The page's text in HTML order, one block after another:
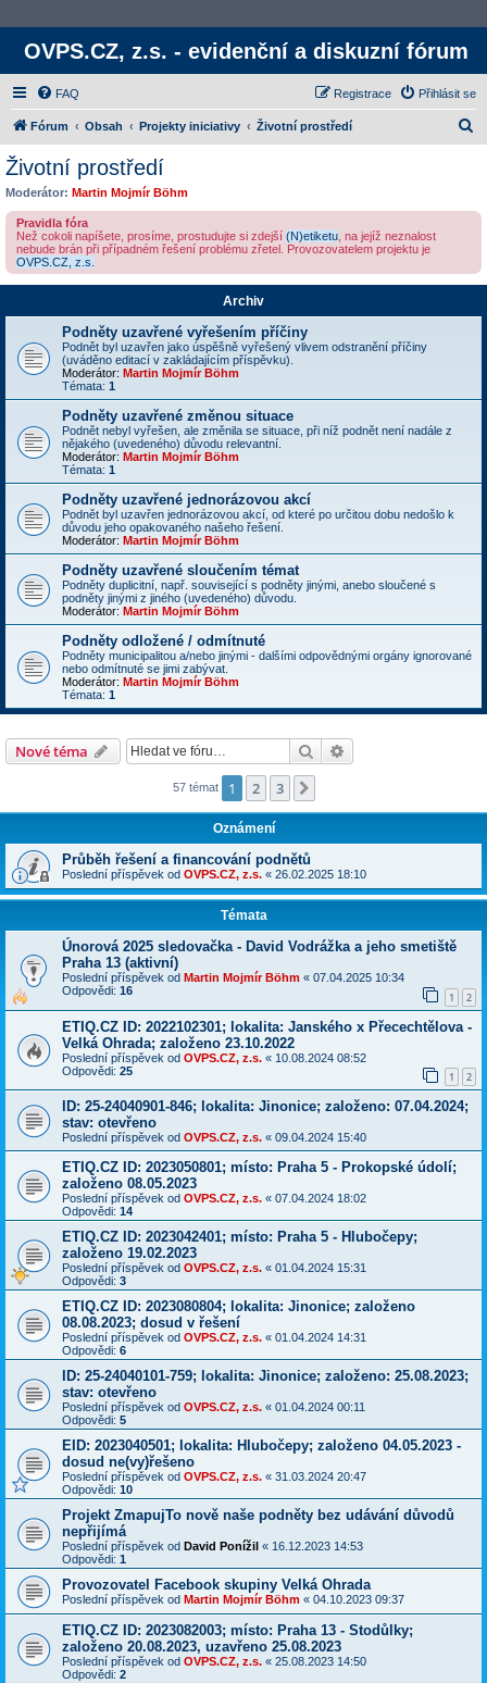
OVPS.CZ, z.s. - evidenční a diskuzní fórum
FAQ Přihlásit se
Registrace
Fórum Obsah Projekty iniciativy Životní prostředí
Životní prostředí
Moderátor: Martin Mojmír Böhm
Pravidla fóra
Než cokoli napíšete, prosíme, prostudujte si zdejší (N)etiketu , na jejíž neznalost
nebude brán při případném řešení problému zřetel. Provozovatelem projektu je
OVPS.CZ, z.s.
Archiv
Podněty uzavřené vyřešením příčiny
Podnět byl uzavřen jako úspěšně vyřešený vlivem odstranění příčiny
(uváděno editací v zakládajícím příspěvku).
Moderátor: Martin Mojmír Böhm
Témata: 1
Podněty uzavřené změnou situace
Podnět nebyl vyřešen, ale změnila se situace, při níž podnět není nadále z
nějakého (uvedeného) důvodu relevantní.
Moderátor: Martin Mojmír Böhm
Témata: 1
Podněty uzavřené jednorázovou akcí
Podnět byl uzavřen jednorázovou akcí, od které po určitou dobu nedošlo k
důvodu jeho opakovaného našeho řešení.
Moderátor: Martin Mojmír Böhm
Podněty uzavřené sloučením témat
Podněty duplicitní, např. související s podněty jinými, anebo sloučené s
podněty jinými z jiného (uvedeného) důvodu.
Moderátor: Martin Mojmír Böhm
Podněty odložené / odmítnuté
Podněty municipalitou a/nebo jinými - dalšími odpovědnými orgány ignorované
nebo odmítnuté se jimi zabývat.
Moderátor: Martin Mojmír Böhm
Témata: 1
Nové téma Hledat
57 témat 1 2 3
Oznámení
Průběh řešení a financování podnětů
Poslední příspěvek od OVPS.CZ, z.s. « 26.02.2025 18:10
Témata
Únorová 2025 sledovačka - David Vodrážka a jeho smetiště
Praha 13 (aktivní)
Poslední příspěvek od Martin Mojmír Böhm « 07.04.2025 10:34
Odpovědi: 16 1 2
ETIQ.CZ ID: 2022102301; lokalita: Janského x Přecechtělova -
Velká Ohrada; založeno 23.10.2022
Poslední příspěvek od OVPS.CZ, z.s. « 10.08.2024 08:52
Odpovědi: 25 1 2
ID: 25-24040901-846; lokalita: Jinonice; založeno: 07.04.2024;
stav: otevřeno
Poslední příspěvek od OVPS.CZ, z.s. « 09.04.2024 15:40
ETIQ.CZ ID: 2023050801; místo: Praha 5 - Prokopské údolí;
založeno 08.05.2023
Poslední příspěvek od OVPS.CZ, z.s. « 07.04.2024 18:02
Odpovědi: 14
ETIQ.CZ ID: 2023042401; místo: Praha 5 - Hlubočepy;
založeno 19.02.2023
Poslední příspěvek od OVPS.CZ, z.s. « 01.04.2024 15:31
Odpovědi: 3
ETIQ.CZ ID: 2023080804; lokalita: Jinonice; založeno
08.08.2023; dosud v řešení
Poslední příspěvek od OVPS.CZ, z.s. « 01.04.2024 14:31
Odpovědi: 6
ID: 25-24040101-759; lokalita: Jinonice; založeno: 25.08.2023;
stav: otevřeno
Poslední příspěvek od OVPS.CZ, z.s. « 01.04.2024 00:11
Odpovědi: 5
EID: 2023040501; lokalita: Hlubočepy; založeno 04.05.2023 -
dosud ne(vy)řešeno
Poslední příspěvek od OVPS.CZ, z.s. « 31.03.2024 20:47
Odpovědi: 10
Projekt ZmapujTo nově naše podněty bez udávání důvodů
nepřijímá
Poslední příspěvek od David Ponížil « 16.12.2023 14:53
Odpovědi: 1
Provozovatel Facebook skupiny Velká Ohrada
Poslední příspěvek od Martin Mojmír Böhm « 04.10.2023 09:37
ETIQ.CZ ID: 2023082003; místo: Praha 13 - Stodůlky;
založeno 20.08.2023, uzavřeno 25.08.2023
Poslední příspěvek od OVPS.CZ, z.s. « 25.08.2023 14:50
Odpovědi: 2